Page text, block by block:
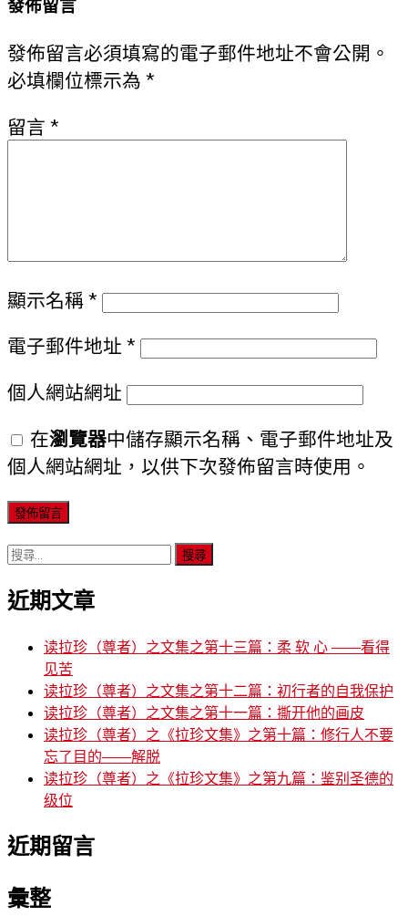
章
導
覽
發佈留言
發佈留言必須填寫的電子郵件地址不會公開。
必填欄位標示為 *
留言 *
顯示名稱*
電子郵件地址 *
個人網站網址
在瀏覽器中儲存顯示名稱、電子郵件地址及
個人網站網址，以供下次發佈留言時使用。
搜
關
近期文章
读拉珍（尊者）之文集之第十三篇：柔 软 心 ——看得
见苦
读拉珍（尊者）之文集之第十二篇：初行者的自我保护
读拉珍（尊者）之文集之第十一篇：撕开他的画皮
读拉珍（尊者）之《拉珍文集》之第十篇：修行人不要
忘了目的——解脱
读拉珍（尊者）之《拉珍文集》之第九篇：鉴别圣德的
级位
近期留言
彙整